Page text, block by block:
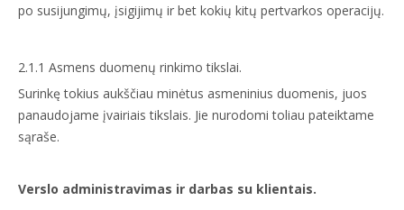
po susijungimų, įsigijimų ir bet kokių kitų pertvarkos operacijų.
2.1.1 Asmens duomenų rinkimo tikslai.
Surinkę tokius aukščiau minėtus asmeninius duomenis, juos
panaudojame įvairiais tikslais. Jie nurodomi toliau pateiktame
sąraše.
Verslo administravimas ir darbas su klientais.